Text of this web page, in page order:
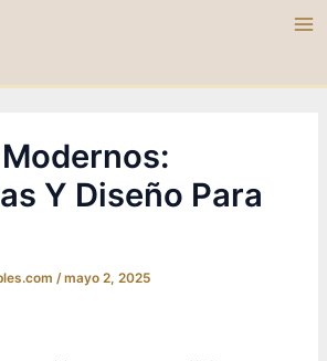
Y Diseño Para
/mayo 2, 2025